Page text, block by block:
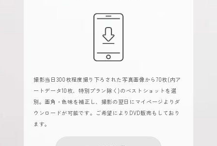
撮影当日300枚程度撮り下ろされた写真画像から70枚(内ア
ートデータ10枚、特別プラン除く)のベストショットを選
別。画角・色味を補正し、撮影の翌日にマイページよりダ
ウンロードが可能です。ご希望によりDVD販売もしており
ます。